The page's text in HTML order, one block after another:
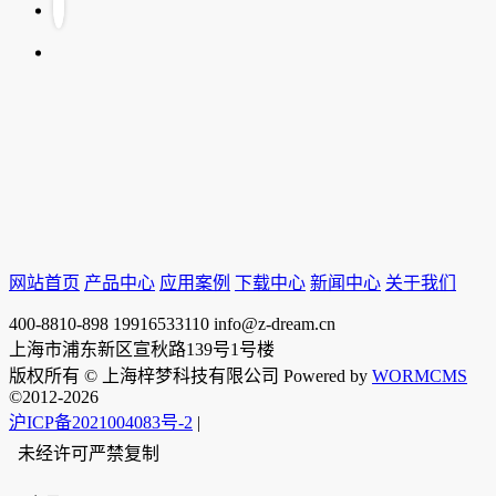
网站首页 产品中心 应用案例 下载中心 新闻中心 关于我们
400-8810-898 19916533110 info@z-dream.cn
上海市浦东新区宣秋路139号1号楼
版权所有 © 上海梓梦科技有限公司 Powered by WORMCMS
©2012-2026
沪ICP备2021004083号-2 |
未经许可严禁复制